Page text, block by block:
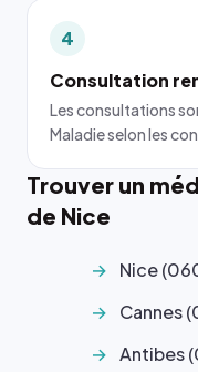
4
Consultation
Les consultations
Maladie selon les
Trouver un
de Nice
Nice
Cannes
Antibes